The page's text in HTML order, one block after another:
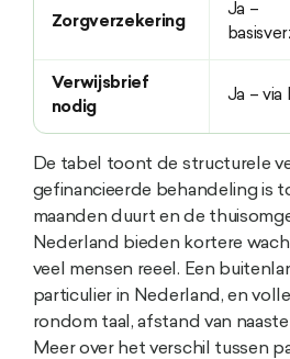
Zorgverzekering
Ja –
Verwijsbrief
nodig
Ja – via
De tabel toont de structurele
gefinancieerde behandeling is
maanden duurt en de
Nederland bieden kortere
veel mensen reeel. Een
particulier in Nederland, en
rondom taal, afstand van
Meer over het verschil tussen